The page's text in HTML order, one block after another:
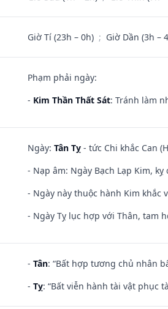
Giờ Tí (23h – 0h) ; Giờ Dần (3h –
Phạm phải ngày:
- Kim Thần Thất Sát: Tránh làm
Ngày: Tân Tỵ - tức Chi khắc Can
- Nạp âm: Ngày Bạch Lạp Kim, kỵ
- Ngày này thuộc hành Kim khắc
- Ngày Tỵ lục hợp với Thân, tam
- Tân: “Bất hợp tương chủ nhân
- Tỵ: “Bất viễn hành tài vật phục